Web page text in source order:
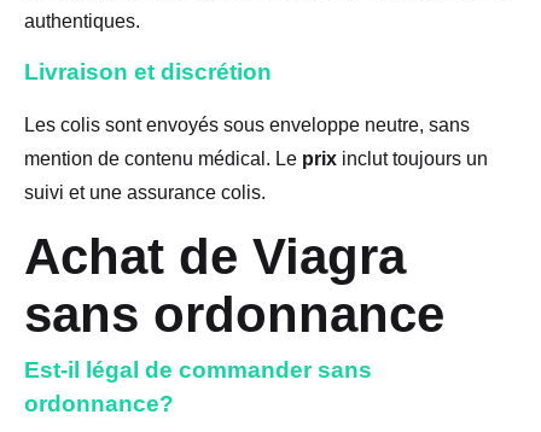
authentiques.
Livraison et discrétion
Les colis sont envoyés sous enveloppe neutre, sans
mention de contenu médical. Le prix inclut toujours un
suivi et une assurance colis.
Achat de Viagra
sans ordonnance
Est-il légal de commander sans
ordonnance?